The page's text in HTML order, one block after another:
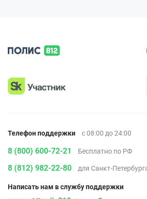
Телефон поддержки с 08:00 до 24:00
8 (800) 600-72-21 Бесплатно по РФ
8 (812) 982-22-80 для Санкт-
Написать нам в службу поддержки